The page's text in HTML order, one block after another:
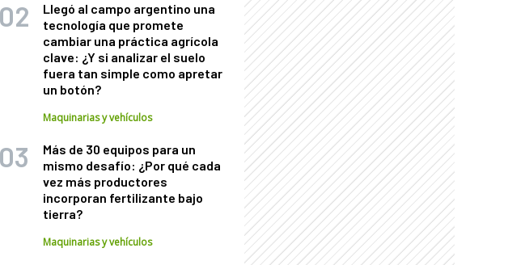
Llegó al campo argentino una
tecnología que promete
cambiar una práctica agrícola
clave: ¿Y si analizar el suelo
fuera tan simple como apretar
un botón?
Maquinarias y vehículos
Más de 30 equipos para un
mismo desafío: ¿Por qué cada
vez más productores
incorporan fertilizante bajo
tierra?
Maquinarias y vehículos